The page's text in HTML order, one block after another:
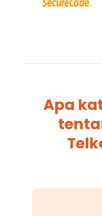
Apa